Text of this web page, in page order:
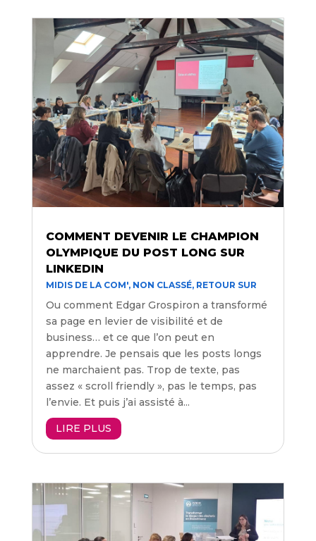
COMMENT DEVENIR LE CHAMPION
OLYMPIQUE DU POST LONG SUR
LINKEDIN
MIDIS DE LA COM', NON CLASSÉ, RETOUR SUR
Ou comment Edgar Grospiron a transformé
sa page en levier de visibilité et de
business… et ce que l’on peut en
apprendre. Je pensais que les posts longs
ne marchaient pas. Trop de texte, pas
assez « scroll friendly », pas le temps, pas
l’envie. Et puis j’ai assisté à...
LIRE PLUS